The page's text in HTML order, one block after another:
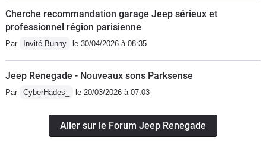
Cherche recommandation garage Jeep sérieux et
professionnel région parisienne
Par Invité Bunny le 30/04/2026 à 08:35
Jeep Renegade - Nouveaux sons Parksense
Par CyberHades_ le 20/03/2026 à 07:03
Aller sur le Forum Jeep Renegade